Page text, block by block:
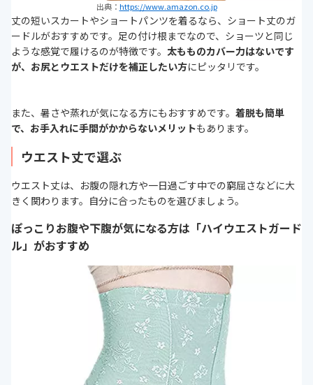
出典： https://www.amazon.co.jp
丈の短いスカートやショートパンツを着るなら、ショート丈のガ
ードルがおすすめです。足の付け根までなので、ショーツと同じ
ような感覚で履けるのが特徴です。 太もものカバー力はないです
が、お尻とウエストだけを補正したい方にピッタリです。
また、暑さや蒸れが気になる方にもおすすめです。 着脱も簡単
で、お手入れに手間がかからないメリットもあります。
ウエスト丈で選ぶ
ウエスト丈は、お腹の隠れ方や一日過ごす中での窮屈さなどに大
きく関わります。自分に合ったものを選びましょう。
ぽっこりお腹や下腹が気になる方は「ハイウエストガード
ル」がおすすめ